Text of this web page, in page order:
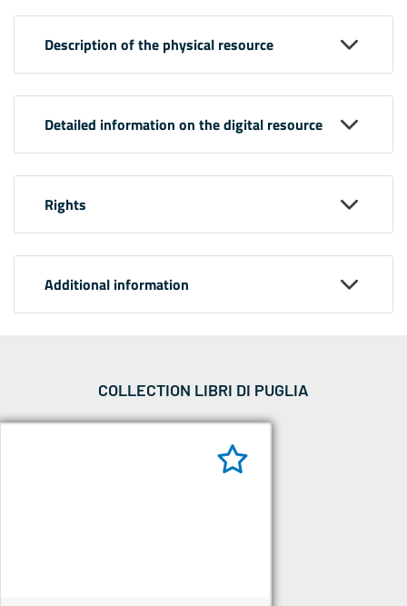
Description of the physical resource
Detailed information on the digital resource
Rights
Additional information
COLLECTION LIBRI DI PUGLIA